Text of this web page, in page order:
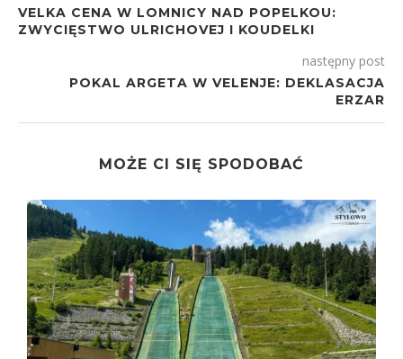
VELKA CENA W LOMNICY NAD POPELKOU:
ZWYCIĘSTWO ULRICHOVEJ I KOUDELKI
następny post
POKAL ARGETA W VELENJE: DEKLASACJA
ERZAR
MOŻE CI SIĘ SPODOBAĆ